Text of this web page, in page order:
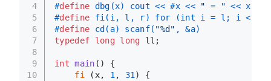
4
5
6
7
8
9
10
#define dbg(x) cout << #x << " = " << x <<
#define fi(i, l, r) for (int i = l; i < r;
#define cd(a) scanf( "%d" , &a)
typedef
long long ll;
int main ()
{
fi
(x, 1 , 31 ) {